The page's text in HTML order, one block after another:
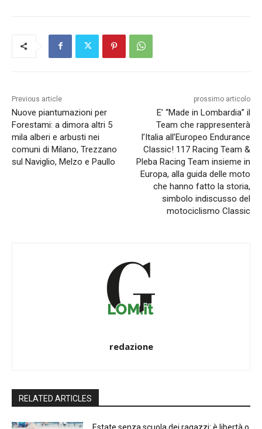
Previous article
Nuove piantumazioni per
Forestami: a dimora altri 5
mila alberi e arbusti nei
comuni di Milano, Trezzano
sul Naviglio, Melzo e Paullo
prossimo articolo
E’ “Made in Lombardia” il
Team che rappresenterà
l’Italia all’Europeo Endurance
Classic! 117 Racing Team &
Pleba Racing Team insieme in
Europa, alla guida delle moto
che hanno fatto la storia,
simbolo indiscusso del
motociclismo Classic
redazione
RELATED ARTICLES
Estate senza scuola dei ragazzi: è libertà o